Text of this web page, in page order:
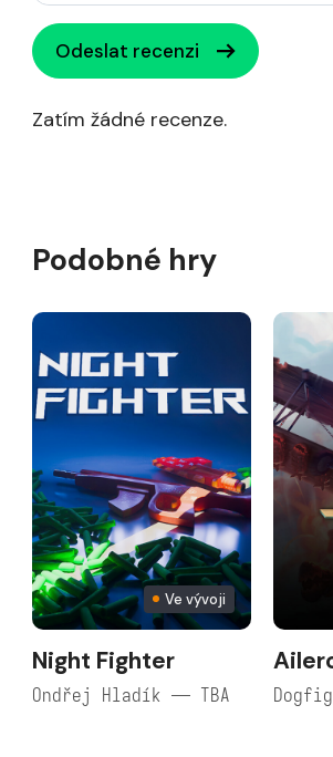
Odeslat recenzi
Zatím žádné recenze.
Podobné hry
Ve vývoji
Night Fighter
Ondřej Hladík — TBA